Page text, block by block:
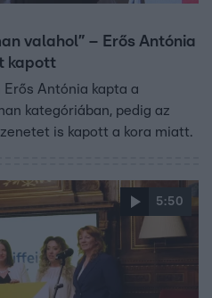
valahol” – Erős Antónia
kapott
Erős Antónia kapta a
kategóriában, pedig az
is kapott a kora miatt.
5:50